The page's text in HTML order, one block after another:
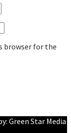
browser for the
Green Star Media